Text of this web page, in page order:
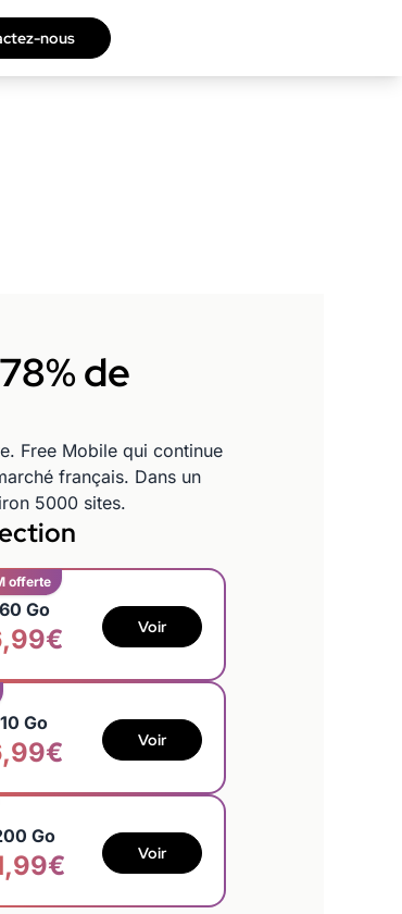
nous
de
Free Mobile qui continue
français. Dans un
5000 sites.
offerte
60 Go
Voir
10 Go
Voir
Go
Voir